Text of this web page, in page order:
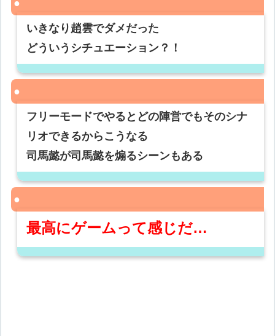
いきなり趙雲でダメだった
どういうシチュエーション？！
フリーモードでやるとどの陣営でもそのシナ
リオできるからこうなる
司馬懿が司馬懿を煽るシーンもある
最高にゲームって感じだ…